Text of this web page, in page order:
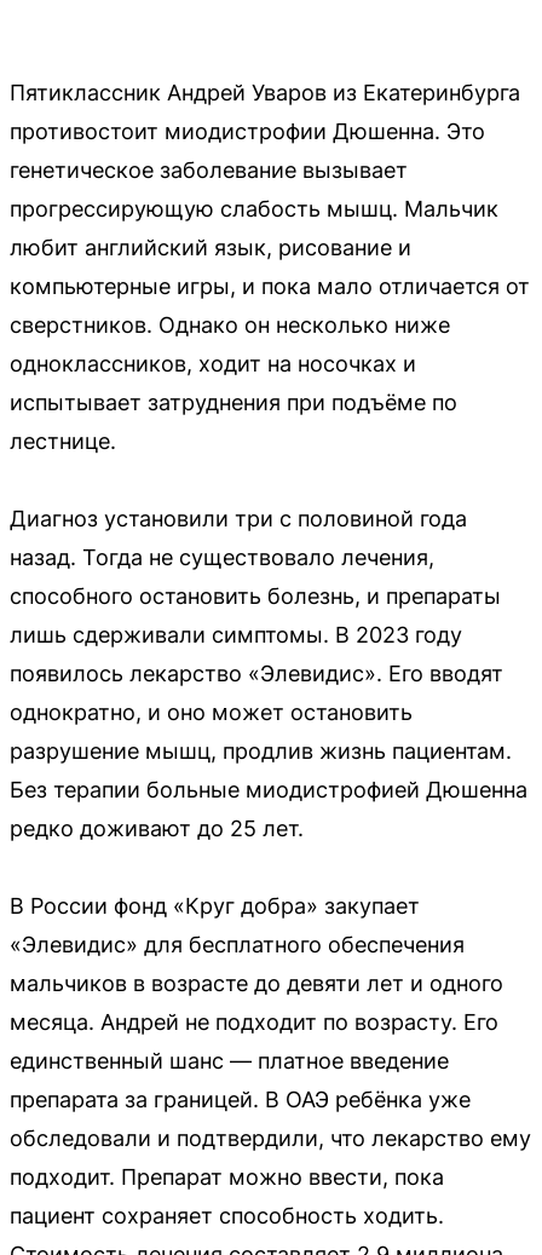
Пятиклассник Андрей Уваров из Екатеринбурга
противостоит миодистрофии Дюшенна. Это
генетическое заболевание вызывает
прогрессирующую слабость мышц. Мальчик
любит английский язык, рисование и
компьютерные игры, и пока мало отличается от
сверстников. Однако он несколько ниже
одноклассников, ходит на носочках и
испытывает затруднения при подъёме по
лестнице.
Диагноз установили три с половиной года
назад. Тогда не существовало лечения,
способного остановить болезнь, и препараты
лишь сдерживали симптомы. В 2023 году
появилось лекарство «Элевидис». Его вводят
однократно, и оно может остановить
разрушение мышц, продлив жизнь пациентам.
Без терапии больные миодистрофией Дюшенна
редко доживают до 25 лет.
В России фонд «Круг добра» закупает
«Элевидис» для бесплатного обеспечения
мальчиков в возрасте до девяти лет и одного
месяца. Андрей не подходит по возрасту. Его
единственный шанс — платное введение
препарата за границей. В ОАЭ ребёнка уже
обследовали и подтвердили, что лекарство ему
подходит. Препарат можно ввести, пока
пациент сохраняет способность ходить.